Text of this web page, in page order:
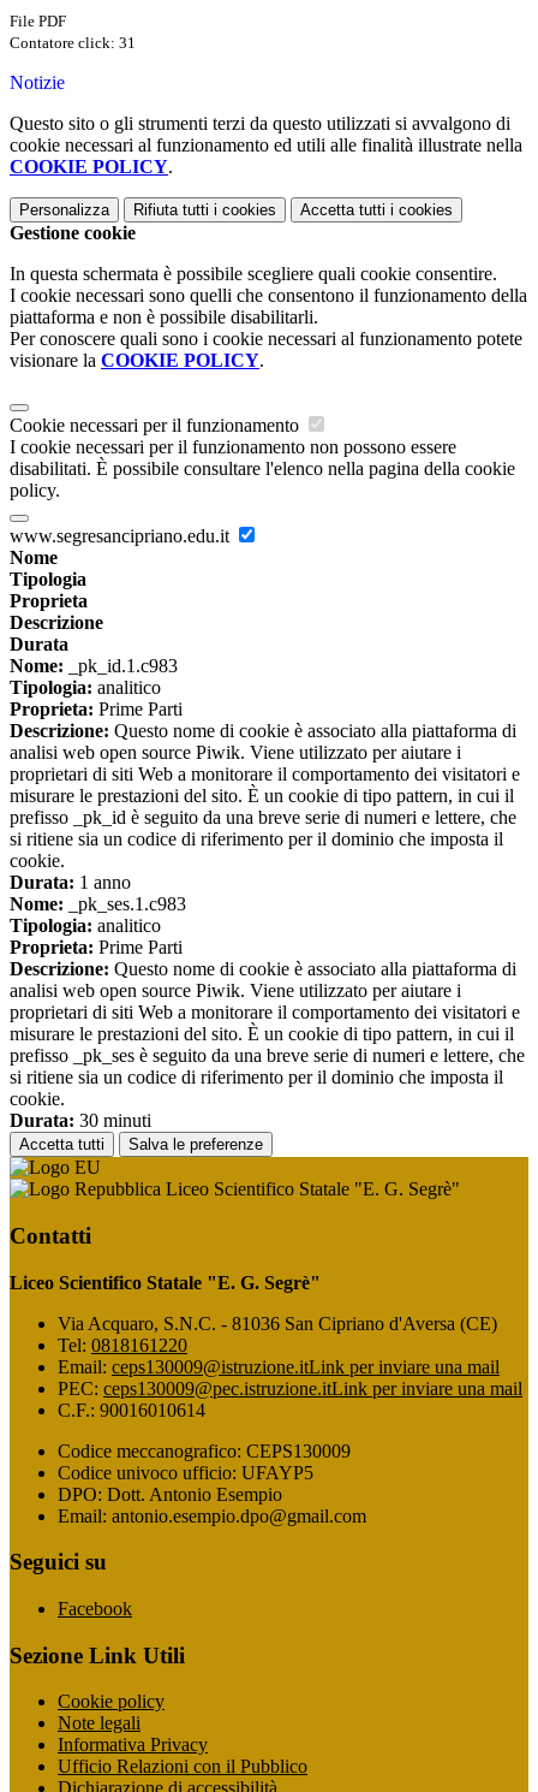
File PDF
Contatore click: 31
Notizie
Questo sito o gli strumenti terzi da questo utilizzati si avvalgono di
cookie necessari al funzionamento ed utili alle finalità illustrate nella
COOKIE POLICY.
Personalizza Rifiuta tutti i cookies Accetta tutti i cookies
Gestione cookie
In questa schermata è possibile scegliere quali cookie consentire.
I cookie necessari sono quelli che consentono il funzionamento della
piattaforma e non è possibile disabilitarli.
Per conoscere quali sono i cookie necessari al funzionamento potete
visionare la COOKIE POLICY.
Cookie necessari per il funzionamento
I cookie necessari per il funzionamento non possono essere
disabilitati. È possibile consultare l'elenco nella pagina della cookie
policy.
www.segresancipriano.edu.it
Nome
Tipologia
Proprieta
Descrizione
Durata
Nome: _pk_id.1.c983
Tipologia: analitico
Proprieta: Prime Parti
Descrizione: Questo nome di cookie è associato alla piattaforma di
analisi web open source Piwik. Viene utilizzato per aiutare i
proprietari di siti Web a monitorare il comportamento dei visitatori e
misurare le prestazioni del sito. È un cookie di tipo pattern, in cui il
prefisso _pk_id è seguito da una breve serie di numeri e lettere, che
si ritiene sia un codice di riferimento per il dominio che imposta il
cookie.
Durata: 1 anno
Nome: _pk_ses.1.c983
Tipologia: analitico
Proprieta: Prime Parti
Descrizione: Questo nome di cookie è associato alla piattaforma di
analisi web open source Piwik. Viene utilizzato per aiutare i
proprietari di siti Web a monitorare il comportamento dei visitatori e
misurare le prestazioni del sito. È un cookie di tipo pattern, in cui il
prefisso _pk_ses è seguito da una breve serie di numeri e lettere, che
si ritiene sia un codice di riferimento per il dominio che imposta il
cookie.
Durata: 30 minuti
Accetta tutti Salva le preferenze
Liceo Scientifico Statale "E. G. Segrè"
Contatti
Liceo Scientifico Statale "E. G. Segrè"
Via Acquaro, S.N.C. - 81036 San Cipriano d'Aversa (CE)
Tel: 0818161220
Email: ceps130009@istruzione.itLink per inviare una mail
PEC: ceps130009@pec.istruzione.itLink per inviare una mail
C.F.: 90016010614
Codice meccanografico: CEPS130009
Codice univoco ufficio: UFAYP5
DPO: Dott. Antonio Esempio
Email: antonio.esempio.dpo@gmail.com
Seguici su
Facebook
Sezione Link Utili
Cookie policy
Note legali
Informativa Privacy
Ufficio Relazioni con il Pubblico